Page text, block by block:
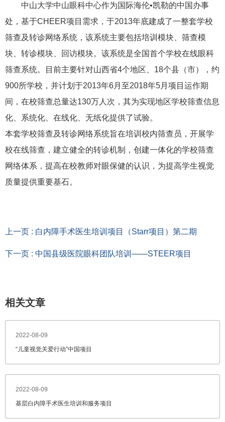
中山大学中山眼科中心作为国际海伦•凯勒的中国办事
处，基于CHEER项目需求，于2013年底建成了一整套学校
筛查及转诊网络系统，该系统主要包括培训模块、筛查模
块、转诊模块、回访模块。该系统是全国首个学校在线眼科
筛查系统。目前主要针对山西省4个地区、18个县（市），约
900所学校，并计划于2013年6月至2018年5月项目运作期
间，在校筛查总量达130万人次，其为实现地区学校筛查信息
化、系统化、在线化、无纸化提供了试验。
本套学校筛查及转诊网络系统旨在培训校内筛查员，开展学
校在线筛查，建立健全的转诊机制，创建一体化的学校筛查
网络体系，提高在校教师对眼保健的认识，为提高学生视觉
质量提供重要基石。
上一页 : 白内障手术医生培训项目（Starr项目）第二期
下一页 : 中国县级医院眼科团队培训——STEER项目
相关文章
2022-08-09
“儿童视觉关爱行动”中国项目
2022-08-09
基层白内障手术医生培训和服务项目